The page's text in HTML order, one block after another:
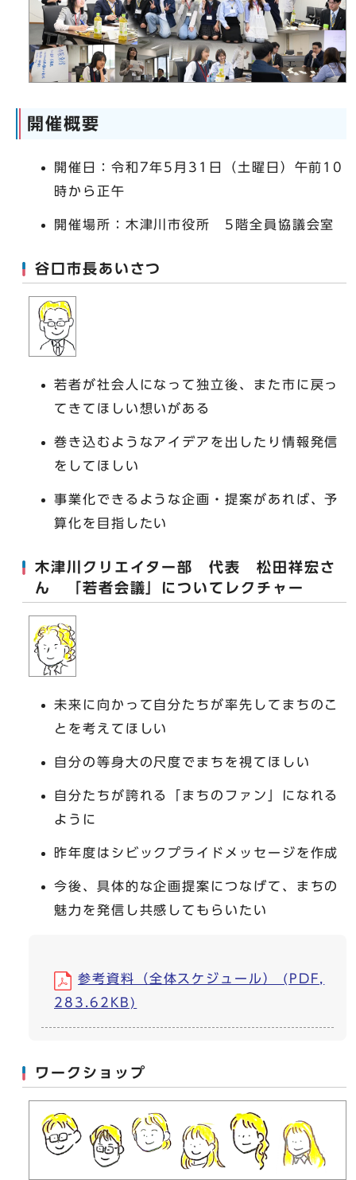
開催概要
開催日：令和7年5月31日（土曜日）午前10
時から正午
開催場所：木津川市役所 5階全員協議会室
谷口市長あいさつ
若者が社会人になって独立後、また市に戻っ
てきてほしい想いがある
巻き込むようなアイデアを出したり情報発信
をしてほしい
事業化できるような企画・提案があれば、予
算化を目指したい
木津川クリエイター部 代表 松田祥宏さ
ん 「若者会議」についてレクチャー
未来に向かって自分たちが率先してまちのこ
とを考えてほしい
自分の等身大の尺度でまちを視てほしい
自分たちが誇れる「まちのファン」になれる
ように
昨年度はシビックプライドメッセージを作成
今後、具体的な企画提案につなげて、まちの
魅力を発信し共感してもらいたい
参考資料（全体スケジュール） (PDF,
283.62KB)
ワークショップ